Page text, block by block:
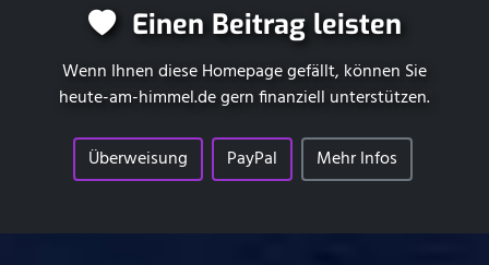
Einen Beitrag leisten
Wenn Ihnen diese Homepage gefällt, können Sie
heute-am-himmel.degern finanziell unterstützen.
Überweisung PayPal Mehr Infos